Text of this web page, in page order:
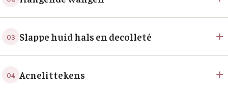
03 Slappe huid hals en decolleté +
04 Acnelittekens +